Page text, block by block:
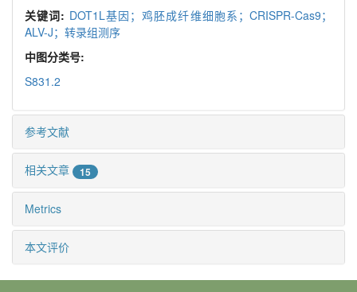
关键词: DOT1L基因；鸡胚成纤维细胞系；CRISPR-Cas9；
ALV-J；转录组测序
中图分类号:
S831.2
参考文献
相关文章 15
Metrics
本文评价